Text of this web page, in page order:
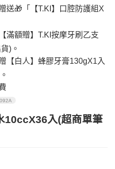
送🎁「【T.KI】口腔防護組X
滿額贈】T.KI按摩牙刷乙支
)。
【白人】蜂膠牙膏130gX1入
10ccX36入(超商單筆